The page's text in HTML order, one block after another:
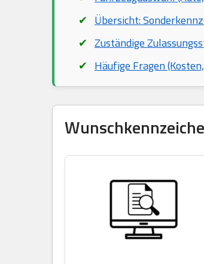
Übersicht:
Zuständige
Häufige Fragen